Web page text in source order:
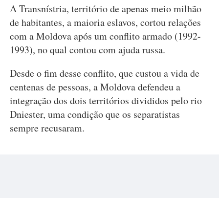
A Transnístria, território de apenas meio milhão
de habitantes, a maioria eslavos, cortou relações
com a Moldova após um conflito armado (1992-
1993), no qual contou com ajuda russa.
Desde o fim desse conflito, que custou a vida de
centenas de pessoas, a Moldova defendeu a
integração dos dois territórios divididos pelo rio
Dniester, uma condição que os separatistas
sempre recusaram.